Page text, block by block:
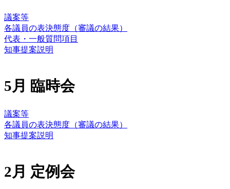
議案等
各議員の表決態度（審議の結果）
代表・一般質問項目
知事提案説明
5月 臨時会
議案等
各議員の表決態度（審議の結果）
知事提案説明
2月 定例会